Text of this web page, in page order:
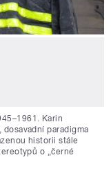
Karin
paradigma
historii stále
o „černé